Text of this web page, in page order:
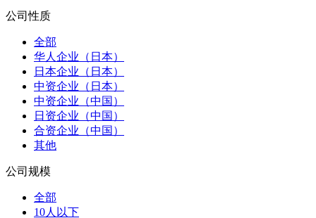
公司性质
全部
华人企业（日本）
日本企业（日本）
中资企业（日本）
中资企业（中国）
日资企业（中国）
合资企业（中国）
其他
公司规模
全部
10人以下